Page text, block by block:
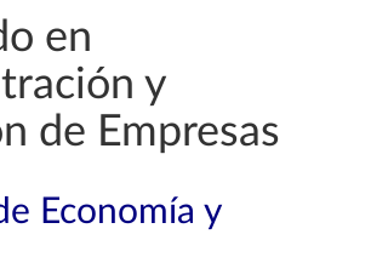
en
y
de Empresas
Economía y